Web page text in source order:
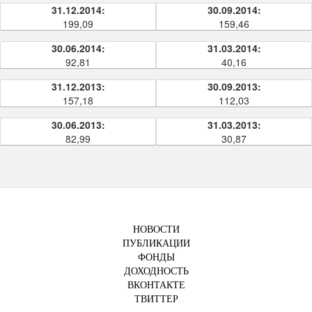
31.12.2014:
199,09
30.09.2014:
159,46
30.06.2014:
92,81
31.03.2014:
40,16
31.12.2013:
157,18
30.09.2013:
112,03
30.06.2013:
82,99
31.03.2013:
30,87
НОВОСТИ
ПУБЛИКАЦИИ
ФОНДЫ
ДОХОДНОСТЬ
ВКОНТАКТЕ
ТВИТТЕР